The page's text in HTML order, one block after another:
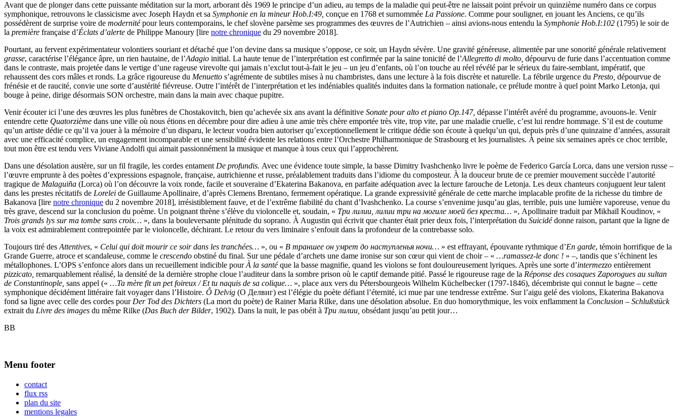
Avant que de plonger dans cette puissante méditation sur la mort, arborant dès 1969 le principe d’un adieu, au temps de la maladie qui peut-être ne laissait point prévoir un quinzième numéro dans ce corpus
symphonique, retrouvons le classicisme avec Joseph Haydn et sa Symphonie en la mineur Hob.I:49, conçue en 1768 et surnommée La Passione. Comme pour souligner, en jouant les Anciens, ce qu’ils
possédèrent de surprise voire de modernitépour leurs contemporains, le chef slovène parsème ses programmes des œuvres de l’Autrichien – ainsi avions-nous entendu la Symphonie Hob.I:102 (1795) le soir de
la première française d’Éclats d’alerte de Philippe Manoury [lire notre chronique du 29 novembre 2018].
Pourtant, au fervent expérimentateur volontiers souriant et détaché que l’on devine dans sa musique s’oppose, ce soir, un Haydn sévère. Une gravité généreuse, alimentée par une sonorité générale relativement
grasse, caractérise l’élégance âpre, un rien hautaine, de l’Adagio initial. La haute tenue de l’interprétation est confirmée par la saine tonicité de l’Allegretto di molto, dépourvu de furie dans l’accentuation comme
dans le contraste, mais projetée dans le vertige d’une rageuse virevolte qui jamais n’exclut tout-à-fait le jeu – un jeu d’enfants, où l’on touche au réel révélé par le sérieux du faire-semblant, impératif, que
rehaussent des cors mâles et ronds. La grâce rigoureuse du Menuetto s’agrémente de subtiles mises à nu chambristes, dans une lecture à la fois discrète et naturelle. La fébrile urgence du Presto, dépourvue de
frénésie et de raucité, convie une sorte d’austérité fiévreuse. Outre l’intérêt de l’interprétation et les indéniables qualités induites dans la formation nationale, ce prélude montre à quel point Marko Letonja, qui
bouge à peine, dirige désormais SON orchestre, main dans la main avec chaque pupitre.
Venir écouter ici l’une des œuvres les plus funèbres de Chostakovitch, bien qu’achevée six ans avant la définitive Sonate pour alto et piano Op.147, dépasse l’intérêt avéré du programme, avouons-le. Venir
entendre cette Quatorzième dans une ville où nous étions en décembre pour dire adieu à une amie très chère emportée très vite, trop vite, par une maladie cruelle, c’est lui rendre hommage. S’il est de coutume
qu’un artiste dédie ce qu’il va jouer à la mémoire d’un disparu, le lecteur voudra bien autoriser qu’exceptionnellement le critique dédie son écoute à quelqu’un qui, depuis près d’une quinzaine d’années, assurait
avec une efficacité complice, un engagement incomparable et une sensibilité évidente les relations entre l’Orchestre Philharmonique de Strasbourg et les journalistes. À peine six semaines après ce choc terrible,
tout mon être est tendu vers Viviane Andolfi qui aimait passionnément la musique et manque à tous ceux qui l’approchèrent.
Dans une désolation austère, sur un fil fragile, les cordes entament De profundis. Avec une évidence toute simple, la basse Dimitry Ivashchenko livre le poème de Federico García Lorca, dans une version russe –
l’œuvre emprunte à des poètes d’expressions espagnole, française, autrichienne et russe, préalablement traduits dans l’idiome du composteur. À la douceur brute de ce premier mouvement succède l’autorité
tragique de Malaguiña (Lorca) où l’on découvre la voix ronde, facile et souveraine d’Ekaterina Bakanova, en parfaite adéquation avec la lecture farouche de Letonja. Les deux chanteurs conjuguent leur talent
dans les prestes récitatifs de Lorelei de Guillaume Apollinaire, d’après Clemens Brentano, fermement opératique. La grande expressivité générale de cette marche implacable profite de la richesse du timbre de
Bakanova [lire notre chronique du 2 novembre 2018], irrésistiblement fauve, et de l’extrême fiabilité du chant d’Ivashchenko. La course s’envenime jusqu’au glas, terrible, puis une lumière vaporeuse, venue du
très grave, descend sur la conclusion du poème. Un poignant thrène s’élève du violoncelle et, soudain, « Три лилии, лилии три на могиле моей без креста… », Apollinaire traduit par Mikhaïl Koudinov, «
Trois grands lys sur ma tombe sans croix… », dans la bouleversante plénitude du soprano. À Augustin qui écrivit que chanter était prier deux fois, l’interprétation du Suicidédonne raison, partant que la ligne de
la voix est admirablement contrepointée par le violoncelle, déchirant. Le retour du vers liminaire s’enfouit dans la profondeur de la contrebasse solo.
Toujours tiré des Attentives, « Celui qui doit mourir ce soir dans les tranchées… », ou « В траншее он умрет до наступленья ночи… » est effrayant, épouvante rythmique d’En garde, témoin horrifique de la
Grande Guerre, atroce et scandaleuse, comme le crescendo obstiné du final. Sur une pédale d’archets une dame ironise sur son cœur qui vient de choir – « …ramassez-le donc ! » –, tandis que s’échinent les
métallophones. L’OPS s’enfonce alors dans un recueillement indicible pourÀ la santéque la basse magnifie, quand les violons se font douloureusement lyriques. Après une sorte d’intermezzo entièrement
pizzicato, remarquablement réalisé, la densité de la dernière strophe cloue l’auditeur dans la sombre prison où le captif demande pitié. Passé le rigoureuse rage de la Réponse des cosaques Zaporogues au sultan
de Constantinople, sans appel (« …Ta mère fit un pet foireux / Et tu naquis de sa colique… », place aux vers du Pétersbourgeois Wilhelm Küchelbecker (1797-1846), décembriste qui connut le bagne – cette
symphonique décidément littéraire fait voyager dans l’Histoire. Ô Delvig (О Делвиг) est l’élégie du poète défiant l’éternité, ici mue par une tendresse extrême. Sur l’aigu gelé des violons, Ekaterina Bakanova
fond sa ligne avec celle des cordes pour Der Tod des Dichters (La mort du poète) de Rainer Maria Rilke, dans une désolation absolue. En duo homorythmique, les voix enflamment la Conclusion – Schlußstück
extrait du Livre des images du même Rilke (Das Buch der Bilder, 1902). Dans la nuit, le pas obéit à Три лилии, obsédant jusqu’au petit jour…
BB
Menu footer
contact
flux rss
plan du site
mentions legales